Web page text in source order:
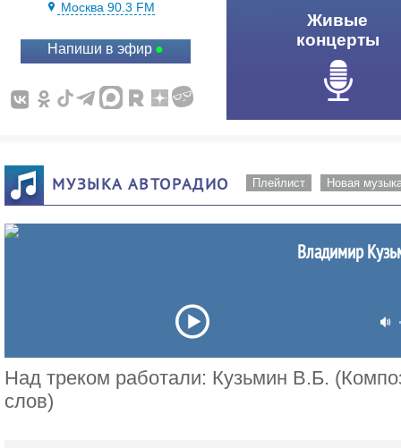
Москва 90.3 FM
Напиши в эфир
Живые
концерты
МУЗЫКА АВТОРАДИО Плейлист Новая
Владимир
Над треком работали: Кузьмин В.Б.
слов)